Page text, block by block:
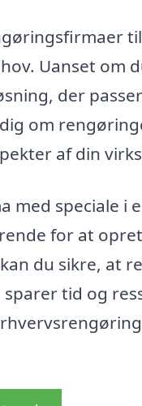
Uanset
der
om
af din
med speciale
for at
du sikre, at
tid og